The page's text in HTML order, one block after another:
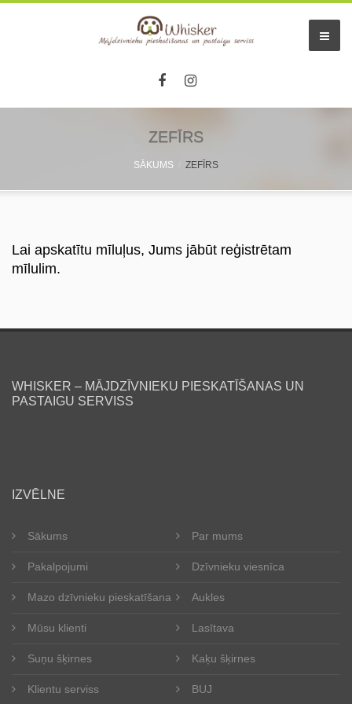
ZEFĪRS
SĀKUMS ZEFĪRS
Lai apskatītu mīluļus, Jums jābūt reģistrētam
mīlulim.
WHISKER – MĀJDZĪVNIEKU PIESKATĪŠANAS UN
PASTAIGU SERVISS
IZVĒLNE
Sākums Par mums
Pakalpojumi Dzīvnieku viesnīca
Mazo dzīvnieku pieskatīšana Aukles
Mūsu klienti Lasītava
Suņu šķirnes Kaķu šķirnes
Klientu serviss BUJ